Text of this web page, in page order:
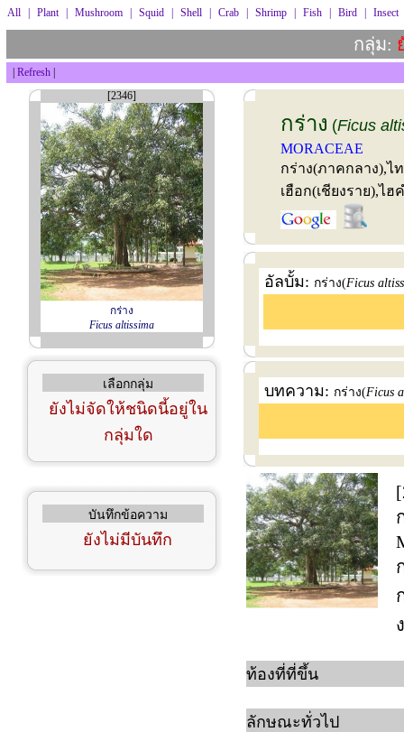
All Plant Mushroom Squid Shell Crab Shrimp Fish Bird Insect
กลุ่ม:
Refresh
[2346]
กร่าง
Ficus altissima
เลือกกลุ่ม
ยังไม่จัดให้ชนิดนี้อยู่ใน
กลุ่มใด
บันทึกข้อความ
ยังไม่มีบันทึก
กร่าง (Ficus
MORACEAE
กร่าง(ภาคกลาง),ไ
เฮือก(เชียงราย),ไ
อัลบั้ม: กร่าง(Ficus
บทความ: กร่าง(Ficus
ท้องที่ที่ขึ้น
ลักษณะทั่วไป